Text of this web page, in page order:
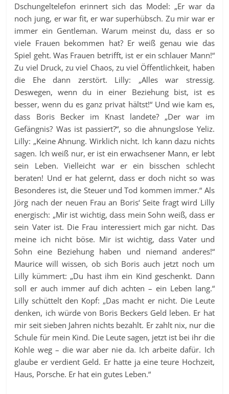
Dschungeltelefon erinnert sich das Model: „Er war da
noch jung, er war fit, er war superhübsch. Zu mir war er
immer ein Gentleman. Warum meinst du, dass er so
viele Frauen bekommen hat? Er weiß genau wie das
Spiel geht. Was Frauen betrifft, ist er ein schlauer Mann!“
Zu viel Druck, zu viel Chaos, zu viel Öffentlichkeit, haben
die Ehe dann zerstört. Lilly: „Alles war stressig.
Deswegen, wenn du in einer Beziehung bist, ist es
besser, wenn du es ganz privat hältst!“ Und wie kam es,
dass Boris Becker im Knast landete? „Der war im
Gefängnis? Was ist passiert?“, so die ahnungslose Yeliz.
Lilly: „Keine Ahnung. Wirklich nicht. Ich kann dazu nichts
sagen. Ich weiß nur, er ist ein erwachsener Mann, er lebt
sein Leben. Vielleicht war er ein bisschen schlecht
beraten! Und er hat gelernt, dass er doch nicht so was
Besonderes ist, die Steuer und Tod kommen immer.“ Als
Jörg nach der neuen Frau an Boris‘ Seite fragt wird Lilly
energisch: „Mir ist wichtig, dass mein Sohn weiß, dass er
sein Vater ist. Die Frau interessiert mich gar nicht. Das
meine ich nicht böse. Mir ist wichtig, dass Vater und
Sohn eine Beziehung haben und niemand anderes!“
Maurice will wissen, ob sich Boris auch jetzt noch um
Lilly kümmert: „Du hast ihm ein Kind geschenkt. Dann
soll er auch immer auf dich achten – ein Leben lang.“
Lilly schüttelt den Kopf: „Das macht er nicht. Die Leute
denken, ich würde von Boris Beckers Geld leben. Er hat
mir seit sieben Jahren nichts bezahlt. Er zahlt nix, nur die
Schule für mein Kind. Die Leute sagen, jetzt ist bei ihr die
Kohle weg – die war aber nie da. Ich arbeite dafür. Ich
glaube er verdient Geld. Er hatte ja eine teure Hochzeit,
Haus, Porsche. Er hat ein gutes Leben.“